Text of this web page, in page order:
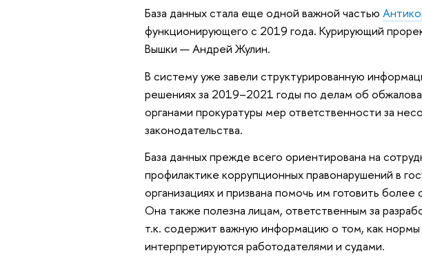
База данных стала еще одной важной частью
функционирующего с 2019 года. Курирующий
Вышки — Андрей Жулин.
В систему уже завели структурированную
решениях за 2019–2021 годы по делам об
органами прокуратуры мер ответственности за
законодательства.
База данных прежде всего ориентирована на
профилактике коррупционных правонарушений в
организациях и призвана помочь им готовить
Она также полезна лицам, ответственным за
т.к. содержит важную информацию о том, как нормы
интерпретируются работодателями и судами.